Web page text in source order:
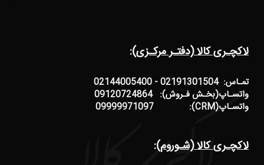
لاکچـری کالا (دفتـر مرکـزی):
تمـاس: 02191301504 - 02144005400
واتسـاپ(بخـش فـروش): 09120724864
واتسـاپ(CRM): 09999971097
لاکچـری کالا (شـوروم):